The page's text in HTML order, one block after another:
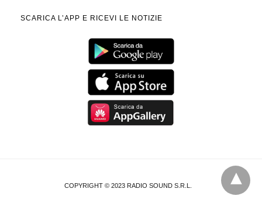
SCARICA L’APP E RICEVI LE NOTIZIE
COPYRIGHT © 2023 RADIO SOUND S.R.L.